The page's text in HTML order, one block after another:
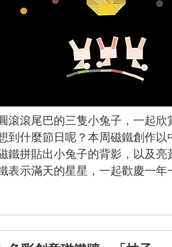
滾滾尾巴的三隻小兔子，一起欣
到什麼節日呢？本周磁鐵創作
鐵拼貼出小兔子的背影，以及亮
表示滿天的星星，一起歡慶一年